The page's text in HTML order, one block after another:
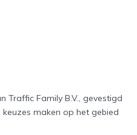
Traffic Family B.V., gevestigd
maken op het gebied